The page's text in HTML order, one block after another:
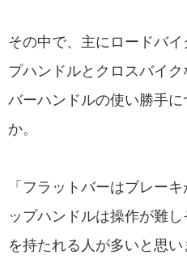
その中で、主にロードバ
プハンドルとクロスバイ
バーハンドルの使い勝手
か。
「フラットバーはブレー
ップハンドルは操作が難
を持たれる人が多いと思